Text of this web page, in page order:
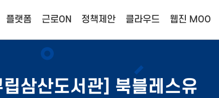
플랫폼 근로ON 정책제안 클라우드 웹진 MOO
립삼산도서관] 북블레스유